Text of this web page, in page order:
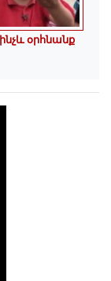
օրհնանք